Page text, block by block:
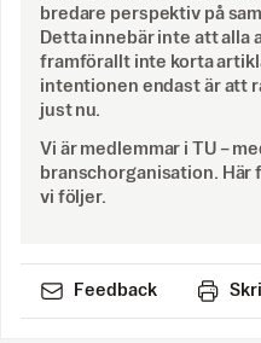
bredare perspektiv på
Detta innebär inte att alla
framförallt inte korta
intentionen endast är att
just nu.
Vi är medlemmar i TU –
branschorganisation. Här
vi följer.
Feedback